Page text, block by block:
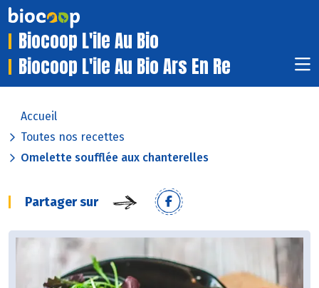
Biocoop L'ile Au Bio
Biocoop L'ile Au Bio Ars En Re
Accueil
Toutes nos recettes
Omelette soufflée aux chanterelles
Partager sur